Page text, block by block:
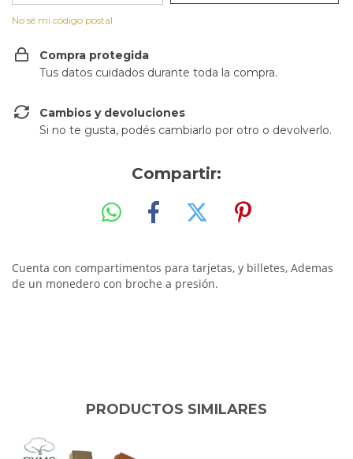
No sé mi código postal
Compra protegida
Tus datos cuidados durante toda la compra.
Cambios y devoluciones
Si no te gusta, podés cambiarlo por otro o devolverlo.
Compartir:
Cuenta con compartimentos para tarjetas, y billetes, Ademas
de un monedero con broche a presión.
PRODUCTOS SIMILARES